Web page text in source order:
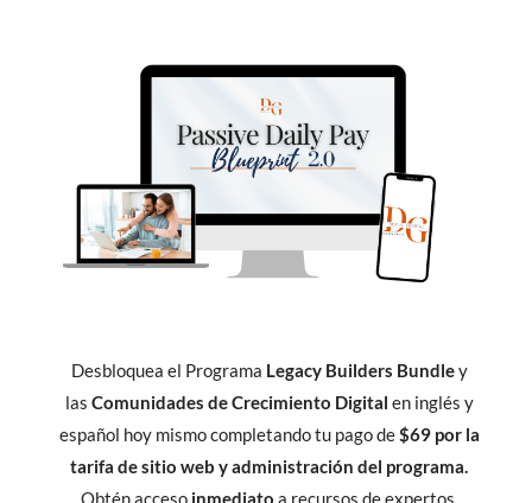
Desbloquea el Programa Legacy Builders Bundley
las Comunidades de Crecimiento Digital en inglés y
español hoy mismo completando tu pago de$69 por la
tarifa de sitio web y administración del programa.